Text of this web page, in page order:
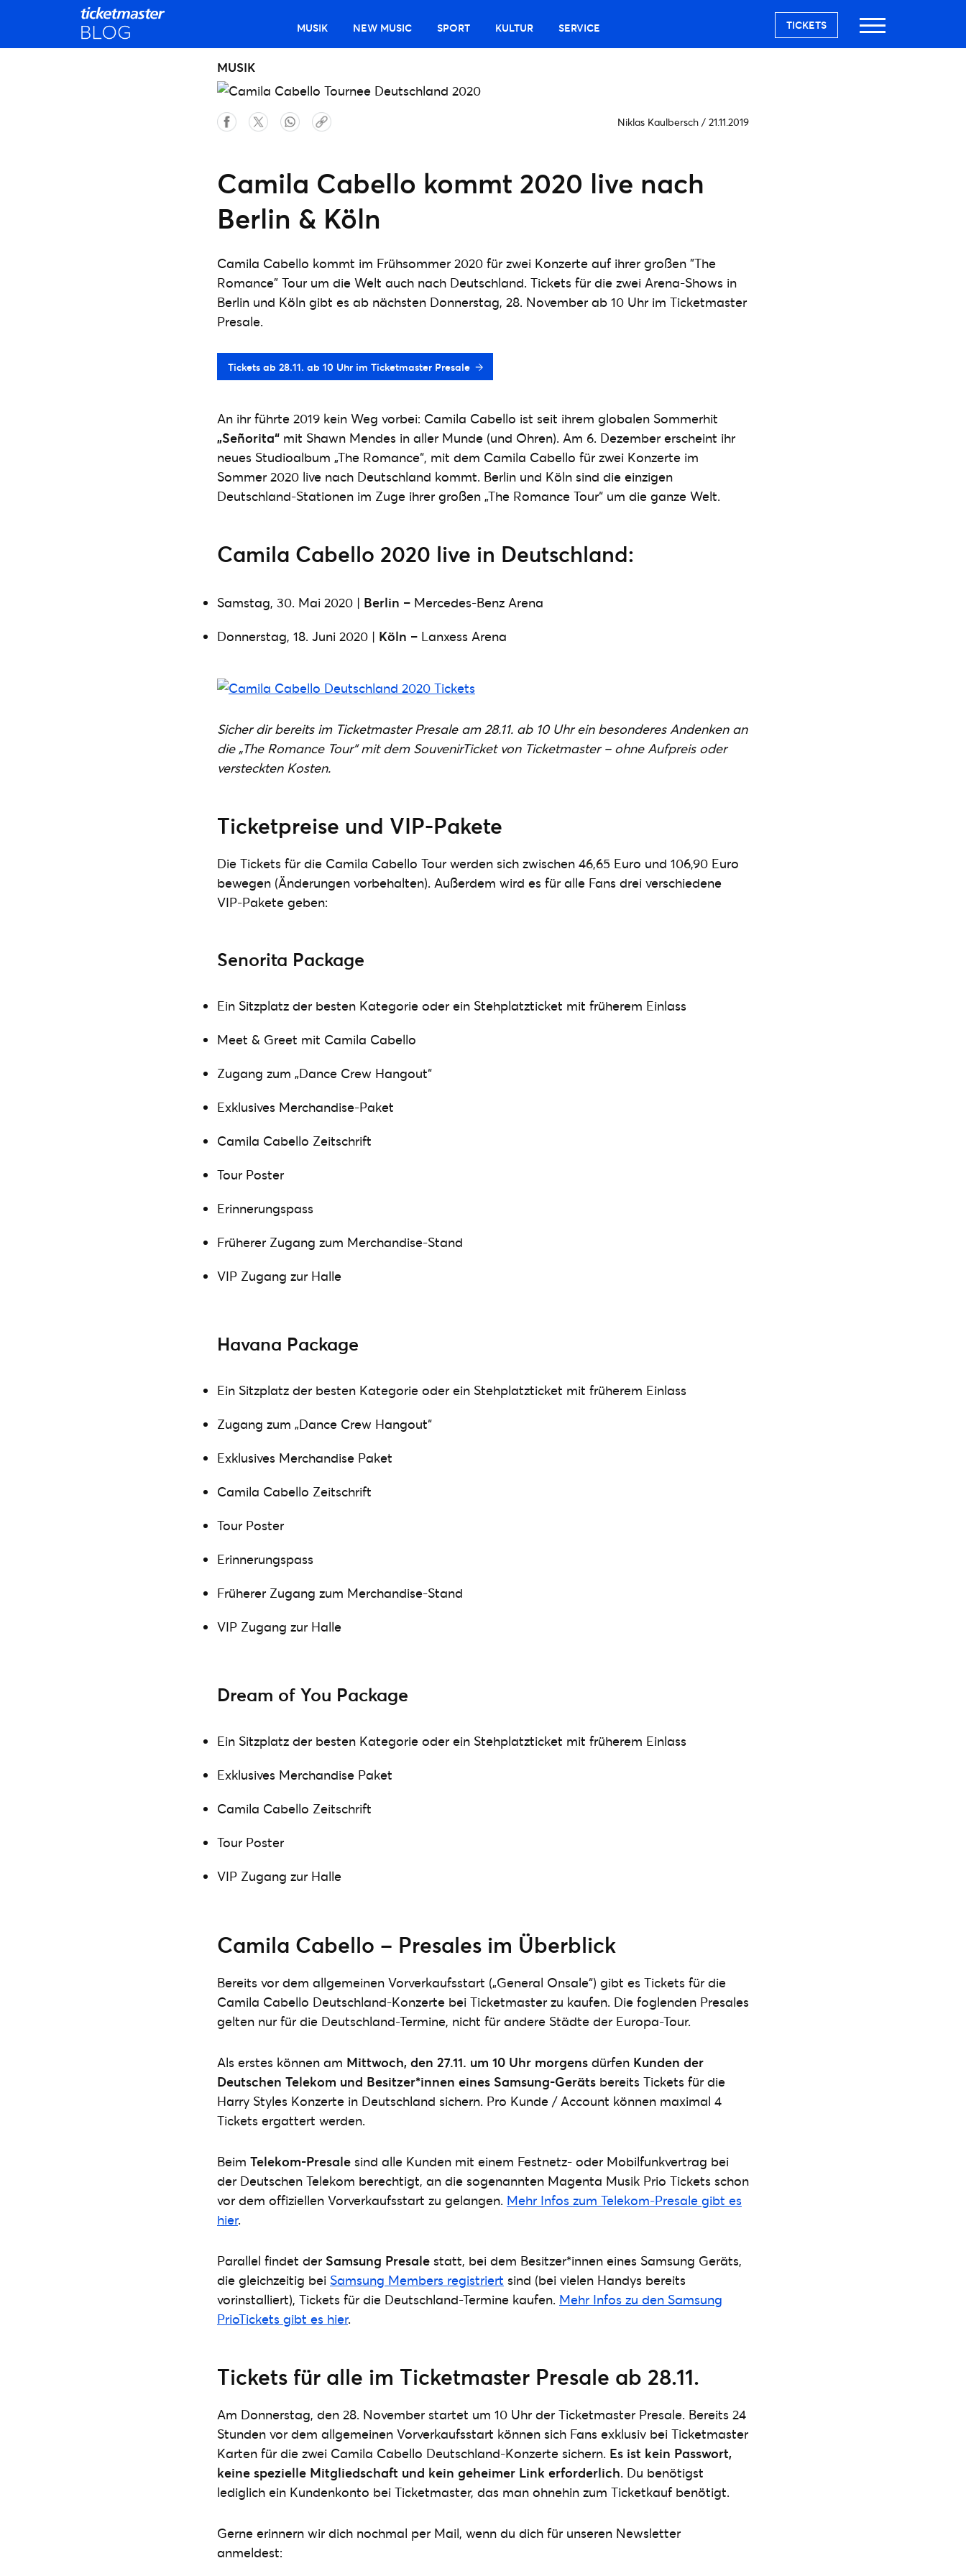
MUSIK NEW MUSIC SPORT KULTUR SERVICE TICKETS
MUSIK
Niklas Kaulbersch / 21.11.2019
Camila Cabello kommt 2020 live nach
Berlin & Köln
Camila Cabello kommt im Frühsommer 2020 für zwei Konzerte auf ihrer großen "The
Romance" Tour um die Welt auch nach Deutschland. Tickets für die zwei Arena-Shows in
Berlin und Köln gibt es ab nächsten Donnerstag, 28. November ab 10 Uhr im Ticketmaster
Presale.
Tickets ab 28.11. ab 10 Uhr im Ticketmaster Presale
An ihr führte 2019 kein Weg vorbei: Camila Cabello ist seit ihrem globalen Sommerhit
„Señorita“ mit Shawn Mendes in aller Munde (und Ohren). Am 6. Dezember erscheint ihr
neues Studioalbum „The Romance“, mit dem Camila Cabello für zwei Konzerte im
Sommer 2020 live nach Deutschland kommt. Berlin und Köln sind die einzigen
Deutschland-Stationen im Zuge ihrer großen „The Romance Tour“ um die ganze Welt.
Camila Cabello 2020 live in Deutschland:
Samstag, 30. Mai 2020 | Berlin – Mercedes-Benz Arena
Donnerstag, 18. Juni 2020 | Köln – Lanxess Arena
Sicher dir bereits im Ticketmaster Presale am 28.11. ab 10 Uhr ein besonderes Andenken an
die „The Romance Tour“ mit dem SouvenirTicket von Ticketmaster – ohne Aufpreis oder
versteckten Kosten.
Ticketpreise und VIP-Pakete
Die Tickets für die Camila Cabello Tour werden sich zwischen 46,65 Euro und 106,90 Euro
bewegen (Änderungen vorbehalten). Außerdem wird es für alle Fans drei verschiedene
VIP-Pakete geben:
Senorita Package
Ein Sitzplatz der besten Kategorie oder ein Stehplatzticket mit früherem Einlass
Meet & Greet mit Camila Cabello
Zugang zum „Dance Crew Hangout“
Exklusives Merchandise-Paket
Camila Cabello Zeitschrift
Tour Poster
Erinnerungspass
Früherer Zugang zum Merchandise-Stand
VIP Zugang zur Halle
Havana Package
Ein Sitzplatz der besten Kategorie oder ein Stehplatzticket mit früherem Einlass
Zugang zum „Dance Crew Hangout“
Exklusives Merchandise Paket
Camila Cabello Zeitschrift
Tour Poster
Erinnerungspass
Früherer Zugang zum Merchandise-Stand
VIP Zugang zur Halle
Dream of You Package
Ein Sitzplatz der besten Kategorie oder ein Stehplatzticket mit früherem Einlass
Exklusives Merchandise Paket
Camila Cabello Zeitschrift
Tour Poster
VIP Zugang zur Halle
Camila Cabello – Presales im Überblick
Bereits vor dem allgemeinen Vorverkaufsstart („General Onsale“) gibt es Tickets für die
Camila Cabello Deutschland-Konzerte bei Ticketmaster zu kaufen. Die foglenden Presales
gelten nur für die Deutschland-Termine, nicht für andere Städte der Europa-Tour.
Als erstes können am Mittwoch, den 27.11. um 10 Uhr morgens dürfen Kunden der
Deutschen Telekom und Besitzer*innen eines Samsung-Geräts bereits Tickets für die
Harry Styles Konzerte in Deutschland sichern. Pro Kunde / Account können maximal 4
Tickets ergattert werden.
Beim Telekom-Presale sind alle Kunden mit einem Festnetz- oder Mobilfunkvertrag bei
der Deutschen Telekom berechtigt, an die sogenannten Magenta Musik Prio Tickets schon
vor dem offiziellen Vorverkaufsstart zu gelangen. Mehr Infos zum Telekom-Presale gibt es
hier.
Parallel findet der Samsung Presale statt, bei dem Besitzer*innen eines Samsung Geräts,
die gleichzeitig bei Samsung Members registriert sind (bei vielen Handys bereits
vorinstalliert), Tickets für die Deutschland-Termine kaufen. Mehr Infos zu den Samsung
PrioTickets gibt es hier.
Tickets für alle im Ticketmaster Presale ab 28.11.
Am Donnerstag, den 28. November startet um 10 Uhr der Ticketmaster Presale. Bereits 24
Stunden vor dem allgemeinen Vorverkaufsstart können sich Fans exklusiv bei Ticketmaster
Karten für die zwei Camila Cabello Deutschland-Konzerte sichern. Es ist kein Passwort,
keine spezielle Mitgliedschaft und kein geheimer Link erforderlich. Du benötigst
lediglich ein Kundenkonto bei Ticketmaster, das man ohnehin zum Ticketkauf benötigt.
Gerne erinnern wir dich nochmal per Mail, wenn du dich für unseren Newsletter
anmeldest: